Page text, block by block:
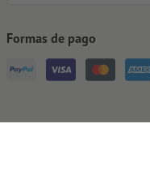
Formas de pago